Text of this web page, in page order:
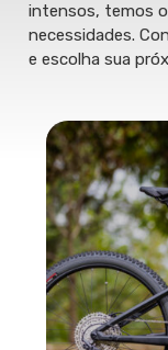
intensos, temos
necessidades.
e escolha sua